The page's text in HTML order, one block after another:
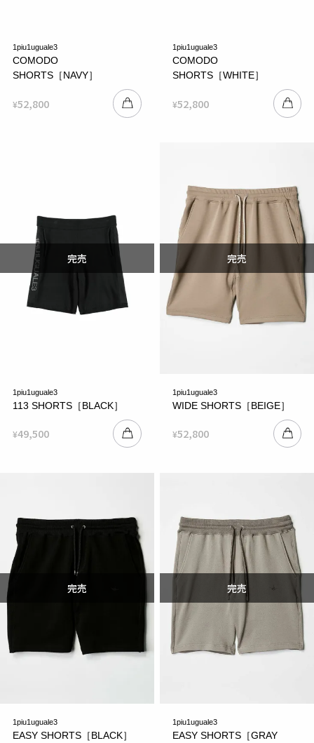
1piu1uguale3
COMODO
SHORTS［NAVY］
¥52,800
1piu1uguale3
COMODO
SHORTS［WHITE］
¥52,800
1piu1uguale3
113 SHORTS［BLACK］
¥49,500
1piu1uguale3
WIDE SHORTS［BEIGE］
¥52,800
1piu1uguale3
EASY SHORTS［BLACK］
1piu1uguale3
EASY SHORTS［GRAY